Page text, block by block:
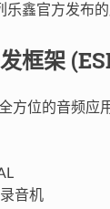
鑫官方发布的
框架
方位的音频应
音机